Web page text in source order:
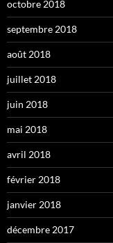
octobre 2018
septembre 2018
août 2018
juillet 2018
juin 2018
mai 2018
avril 2018
février 2018
janvier 2018
décembre 2017